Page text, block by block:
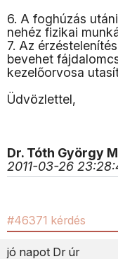
6. A foghúzás
nehéz fizikai
7. Az
bevehet
kezelőorvosa
Üdvözlettel,
Dr. Tóth György
2011-03-26
#46371 kérdés
jó napot Dr úr